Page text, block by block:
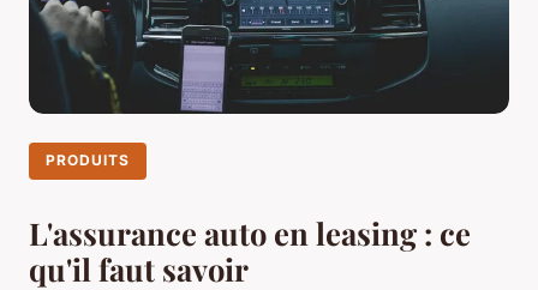
PRODUITS
L'assurance auto en leasing : ce
qu'il faut savoir